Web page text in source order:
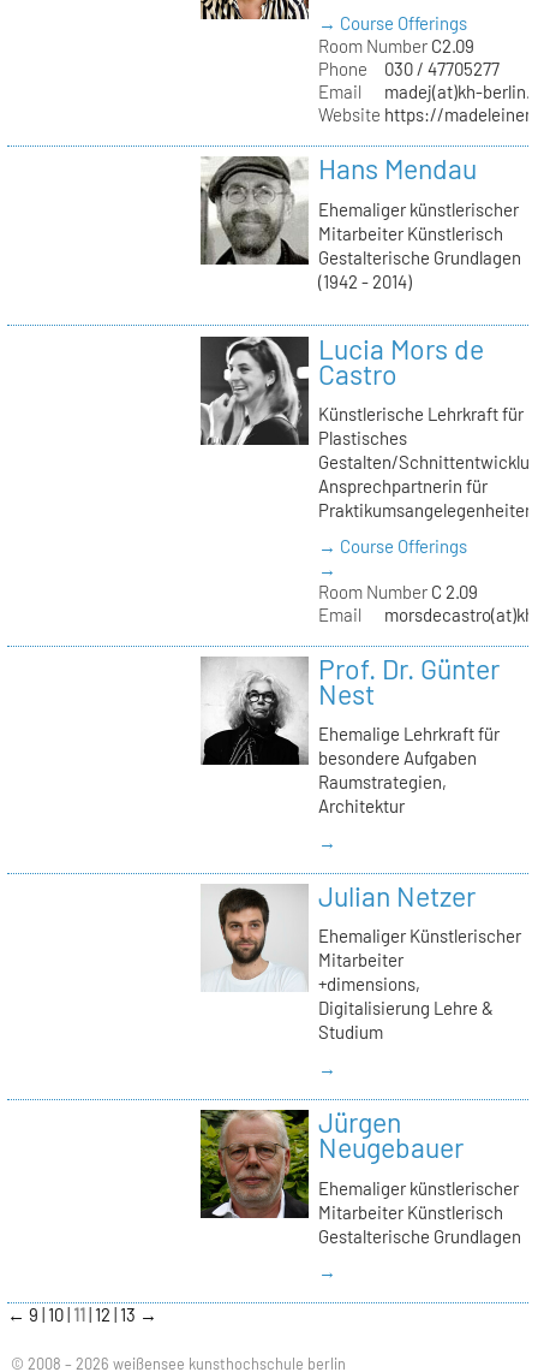
→ Course Offerings
Room NumberC2.09
Phone
030 / 47705277
Email
madej(at)kh-
Website https://
Hans Mendau
Ehemaliger künstlerischer
Mitarbeiter Künstlerisch
Gestalterische Grundlagen
(1942 - 2014)
Lucia Mors de
Castro
Künstlerische Lehrkraft für
Plastisches
Gestalten/
Ansprechpartnerin für
Praktikumsangelegenheiten
→ Course Offerings
→
Room NumberC 2.09
Email
Prof. Dr. Günter
Nest
Ehemalige Lehrkraft für
besondere Aufgaben
Raumstrategien,
Architektur
→
Julian Netzer
Ehemaliger Künstlerischer
Mitarbeiter
+dimensions,
Digitalisierung Lehre &
Studium
→
Jürgen
Neugebauer
Ehemaliger künstlerischer
Mitarbeiter Künstlerisch
Gestalterische Grundlagen
→
← 9 10 11 12 13 →
© 2008 – 2026 weißensee kunsthochschule berlin